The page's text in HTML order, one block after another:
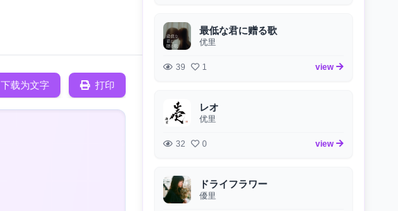
下载为文字 打印
最低な君に赠る歌
优里
39 1 view
レオ
优里
32 0 view
ドライフラワー
優里